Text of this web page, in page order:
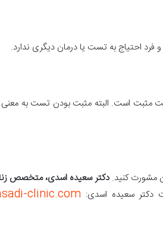
احتیاج به تست یا درمان دیگری ندارد.
مثبت است. البته مثبت بودن تست به
مشورت کنید.دکتر سعیده اسدی، متخصص
دکتر سعیده اسدی: clinic.com/